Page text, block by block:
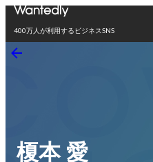
400万人が利用するビジネスSNS
榎本 愛